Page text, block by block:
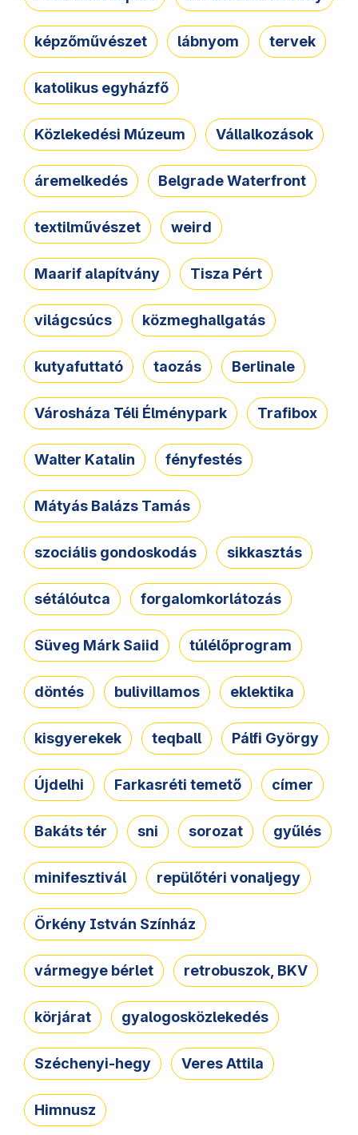
képzőművészet lábnyom tervek
katolikus egyházfő
Közlekedési Múzeum Vállalkozások
áremelkedés Belgrade Waterfront
textilművészet weird
Maarif alapítvány Tisza Pért
világcsúcs közmeghallgatás
kutyafuttató taozás Berlinale
Városháza Téli Élménypark Trafibox
Walter Katalin fényfestés
Mátyás Balázs Tamás
szociális gondoskodás sikkasztás
sétálóutca forgalomkorlátozás
Süveg Márk Saiid túlélőprogram
döntés bulivillamos eklektika
kisgyerekek teqball Pálfi György
Újdelhi Farkasréti temető címer
Bakáts tér sni sorozat gyűlés
minifesztivál repülőtéri vonaljegy
Örkény István Színház
vármegye bérlet retrobuszok, BKV
körjárat gyalogosközlekedés
Széchenyi-hegy Veres Attila
Himnusz